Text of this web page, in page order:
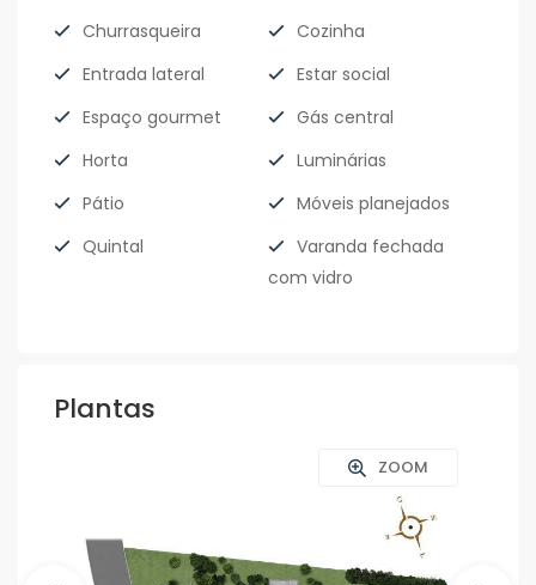
Churrasqueira
Cozinha
Entrada lateral
Estar social
Espaço gourmet
Gás central
Horta
Luminárias
Pátio
Móveis planejados
Quintal
Varanda fechada
com vidro
Plantas
ZOOM